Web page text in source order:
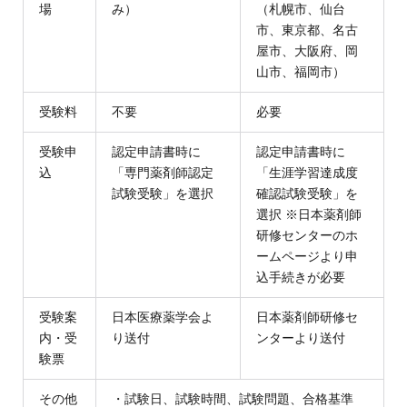
場
み）
（札幌市、仙台
市、東京都、名古
屋市、大阪府、岡
山市、福岡市）
受験料 不要 必要
受験申
込
認定申請書時に
「専門薬剤師認定
試験受験」を選択
認定申請書時に
「生涯学習達成度
確認試験受験」を
選択 ※日本薬剤師
研修センターのホ
ームページより申
込手続きが必要
受験案
内・受
験票
日本医療薬学会よ
り送付
日本薬剤師研修セ
ンターより送付
その他
・試験日、試験時間、試験問題、合格基準